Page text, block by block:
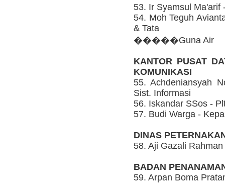
53. Ir Syamsul Ma'arif
54. Moh Teguh
& Tata
�����Guna Air
KANTOR PUSAT
KOMUNIKASI
55. Achdeniansyah
Sist. Informasi
56. Iskandar SSos -
57. Budi Warga -
DINAS
58. Aji Gazali
BADAN
59. Arpan Boma